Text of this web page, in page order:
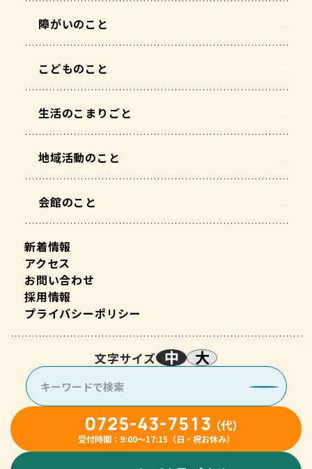
障がいのこと
こどものこと
生活のこまりごと
地域活動のこと
会館のこと
新着情報
アクセス
お問い合わせ
採用情報
プライバシーポリシー
文字サイズ 中 大
0725-43-7513（代）
受付時間：9:00〜17:15（日・祝お休み）